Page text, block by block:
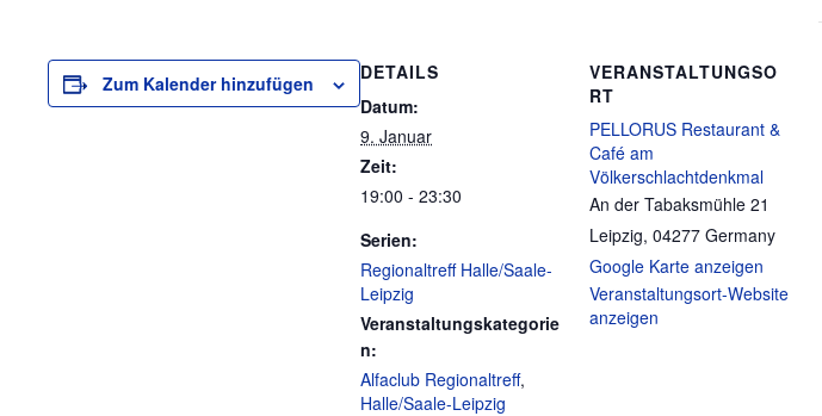
Zum Kalender hinzufügen
DETAILS
Datum:
9. Januar
Zeit:
19:00 - 23:30
Serien:
Regionaltreff Halle/Saale-
Leipzig
Veranstaltungskategorie
n:
Alfaclub Regionaltreff,
Halle/Saale-Leipzig
VERANSTALTUNGSO
RT
PELLORUS Restaurant &
Café am
Völkerschlachtdenkmal
An der Tabaksmühle 21
Leipzig, 04277 Germany
Google Karte anzeigen
Veranstaltungsort-Website
anzeigen